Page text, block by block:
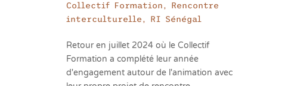
Collectif Formation, Rencontre
interculturelle, RI Sénégal
Retour en juillet 2024 où le Collectif
Formation a complété leur année
d'engagement autour de l'animation avec